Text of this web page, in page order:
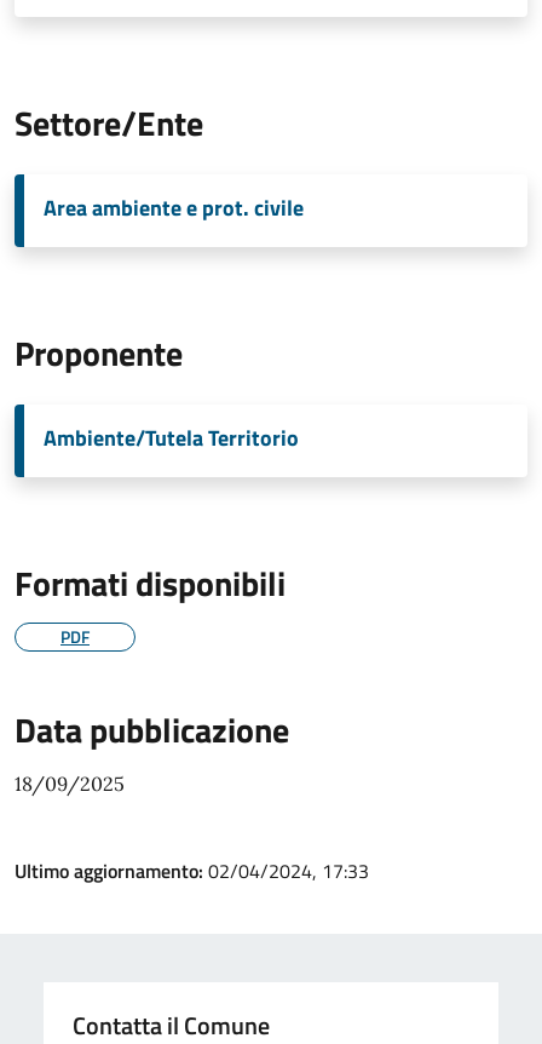
Settore/Ente
Area ambiente e prot. civile
Proponente
Ambiente/Tutela Territorio
Formati disponibili
PDF
Data pubblicazione
18/09/2025
Ultimo aggiornamento: 02/04/2024, 17:33
Contatta il Comune